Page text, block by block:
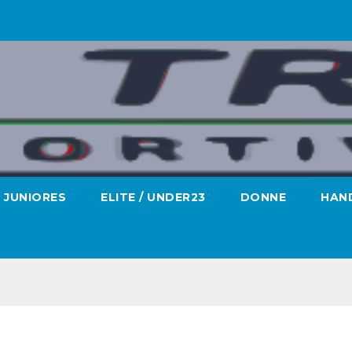
JUNIORES ELITE / UNDER23 DONNE